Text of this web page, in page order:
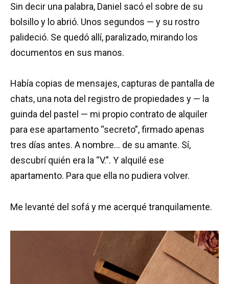
Sin decir una palabra, Daniel sacó el sobre de su
bolsillo y lo abrió. Unos segundos — y su rostro
palideció. Se quedó allí, paralizado, mirando los
documentos en sus manos.
Había copias de mensajes, capturas de pantalla de
chats, una nota del registro de propiedades y — la
guinda del pastel — mi propio contrato de alquiler
para ese apartamento “secreto”, firmado apenas
tres días antes. A nombre… de su amante. Sí,
descubrí quién era la “V.”. Y alquilé ese
apartamento. Para que ella no pudiera volver.
Me levanté del sofá y me acerqué tranquilamente.